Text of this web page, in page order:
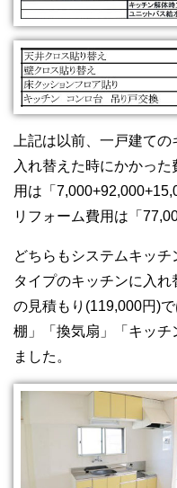
上記は以前、一戸建て
入れ替えた時にかかっ
用は「
リフォーム費用は「
どちらもシステムキッ
タイプのキッチンに入
の見積もり(119,000円)
棚」「換気扇」「キッ
ました。